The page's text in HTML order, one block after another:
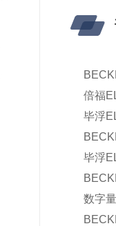
倍福
毕浮
毕浮
数字